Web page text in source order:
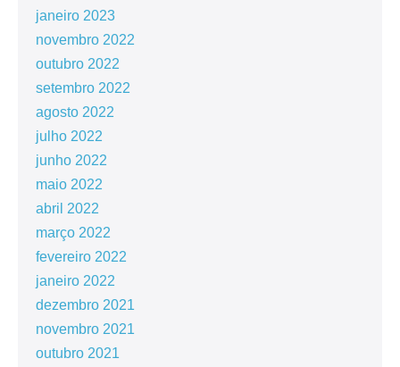
janeiro 2023
novembro 2022
outubro 2022
setembro 2022
agosto 2022
julho 2022
junho 2022
maio 2022
abril 2022
março 2022
fevereiro 2022
janeiro 2022
dezembro 2021
novembro 2021
outubro 2021